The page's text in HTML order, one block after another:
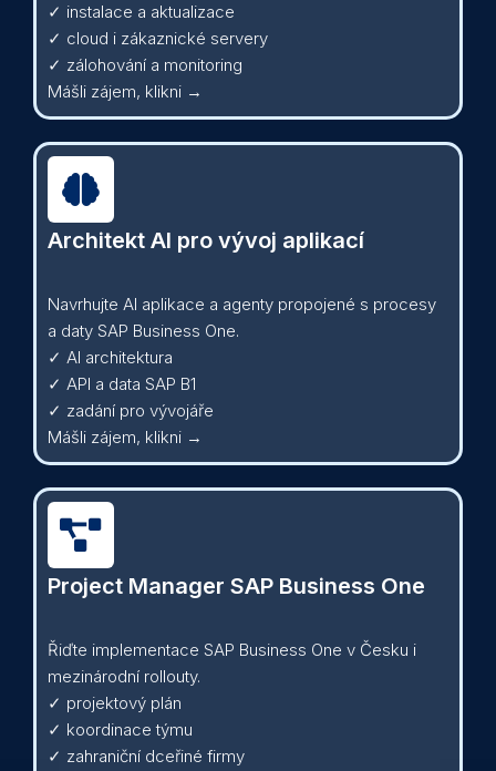
✓ instalace a aktualizace
✓ cloud i zákaznické servery
✓ zálohování a monitoring
Mášli zájem, klikni →
Architekt AI pro vývoj aplikací
Navrhujte AI aplikace a agenty propojené s procesy
a daty SAP Business One.
✓ AI architektura
✓ API a data SAP B1
✓ zadání pro vývojáře
Mášli zájem, klikni →
Project Manager SAP Business One
Řiďte implementace SAP Business One v Česku i
mezinárodní rollouty.
✓ projektový plán
✓ koordinace týmu
✓ zahraniční dceřiné firmy